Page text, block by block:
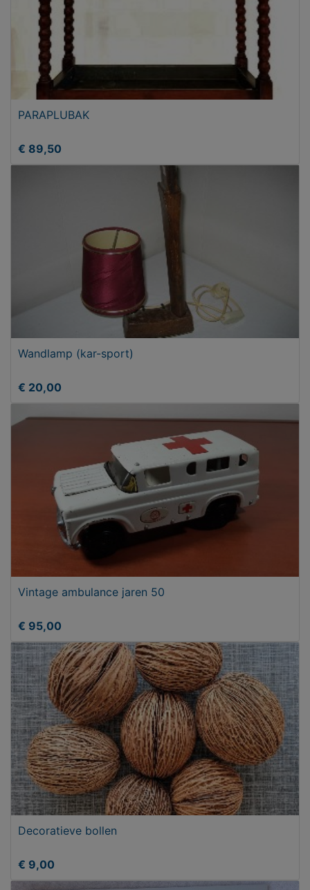
PARAPLUBAK
€ 89,50
Wandlamp (kar-sport)
€ 20,00
Vintage ambulance jaren 50
€ 95,00
Decoratieve bollen
€ 9,00